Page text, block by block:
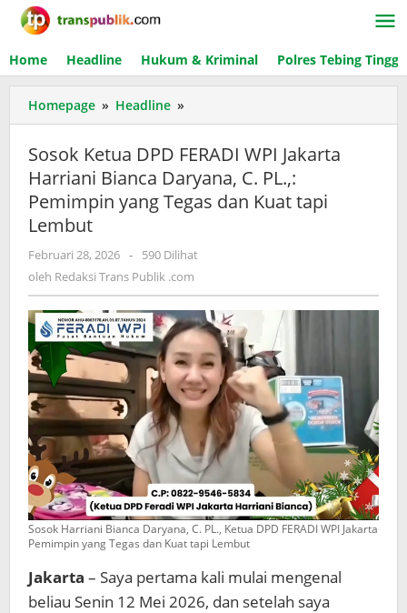
Lewati
Home Headline Hukum & Kriminal Polres Tebing Tinggi
Homepage » Headline »
Ketua
FERADI
WPI
Jakarta
Daryana,
C.
PL.,:
Pemimpin
yang
Tegas
dan
Kuat
tapi
Lembut
Sosok Ketua DPD FERADI WPI Jakarta
Harriani Bianca Daryana, C. PL.,:
Pemimpin yang Tegas dan Kuat tapi
Lembut
Februari 28, 2026 oleh
Redaksi
Publik
.com
-
590 Dilihat
oleh Redaksi Trans Publik .com
Sosok Harriani Bianca Daryana, C. PL., Ketua DPD FERADI WPI Jakarta
Pemimpin yang Tegas dan Kuat tapi Lembut
Jakarta – Saya pertama kali mulai mengenal
beliau Senin 12 Mei 2026, dan setelah saya